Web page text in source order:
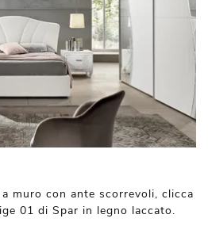
muro con ante scorrevoli, clicca
01 di Spar in legno laccato.